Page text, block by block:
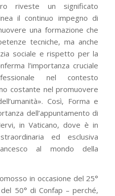
riveste un significato
il continuo impegno di
una formazione che
tecniche, ma anche
sociale e rispetto per la
l’importanza cruciale
nel contesto
costante nel promuovere
Così, Forma e
dell’appuntamento di
in Vaticano, dove è in
ed esclusiva
al mondo della
in occasione del 25°
50° di Confap – perché,